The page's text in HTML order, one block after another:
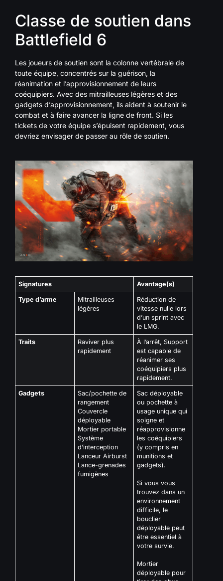
Classe de soutien dans
Battlefield 6
Les joueurs de soutien sont la colonne vertébrale de
toute équipe, concentrés sur la guérison, la
réanimation et l’approvisionnement de leurs
coéquipiers. Avec des mitrailleuses légères et des
gadgets d’approvisionnement, ils aident à soutenir le
combat et à faire avancer la ligne de front. Si les
tickets de votre équipe s’épuisent rapidement, vous
devriez envisager de passer au rôle de soutien.
Signatures Avantage(s)
Type d’arme
Mitrailleuses
légères
Réduction de
vitesse nulle lors
d’un sprint avec
le LMG.
Traits
Raviver plus
rapidement
À l’arrêt, Support
est capable de
réanimer ses
coéquipiers plus
rapidement.
Gadgets
Sac/pochette de
rangement
Couvercle
déployable
Mortier portable
Système
d’interception
Lanceur Airburst
Lance-grenades
fumigènes
Sac déployable
ou pochette à
usage unique qui
soigne et
réapprovisionne
les coéquipiers
(y compris en
munitions et
gadgets).
Si vous vous
trouvez dans un
environnement
difficile, le
bouclier
déployable peut
être essentiel à
votre survie.
Mortier
déployable pour